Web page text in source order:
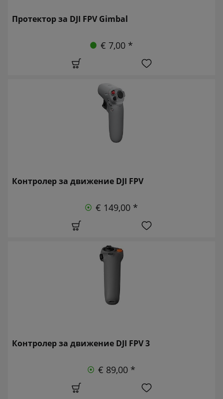
Протектор за DJI FPV Gimbal
€ 7,00 *
Контролер за движение DJI FPV
€ 149,00 *
Контролер за движение DJI FPV 3
€ 89,00 *